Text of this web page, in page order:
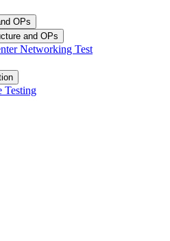
OPs
and OPs
Networking Test
Testing